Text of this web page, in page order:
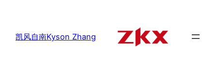
凯风自南Kyson Zhang